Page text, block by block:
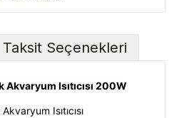
Taksit Seçenekleri
Isıtıcısı 200W
Isıtıcısı